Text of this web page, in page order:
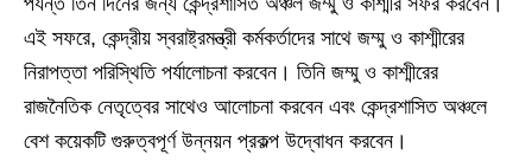
এই সফরে, কেন্দ্রীয় স্বরাষ্ট্রমন্ত্রী কর্মকর্তাদের সাথে জম্মু ও কাশ্মীরের
নিরাপত্তা পরিস্থিতি পর্যালোচনা করবেন। তিনি জম্মু ও কাশ্মীরের
রাজনৈতিক নেতৃত্বের সাথেও আলোচনা করবেন এবং কেন্দ্রশাসিত অঞ্চলে
বেশ কয়েকটি গুরুত্বপূর্ণ উন্নয়ন প্রকল্প উদ্বোধন করবেন।